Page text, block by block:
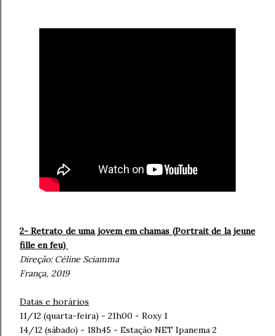
2- Retrato de uma jovem em chamas (Portrait de la jeune
fille en feu)
Direção:Céline Sciamma
França, 2019
Datas e horários
11/12 (quarta-feira) - 21h00 - Roxy 1
14/12 (sábado) - 18h45 - Estação NET Ipanema 2